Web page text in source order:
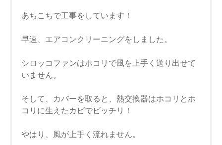
あちこちで工事をしています！
早速、エアコンクリーニングをしました。
シロッコファンはホコリで風を上手く送り出せて
いません。
そして、カバーを取ると、熱交換器はホコリとホ
コリに生えたカビでビッチリ！
やはり、風が上手く流れません。